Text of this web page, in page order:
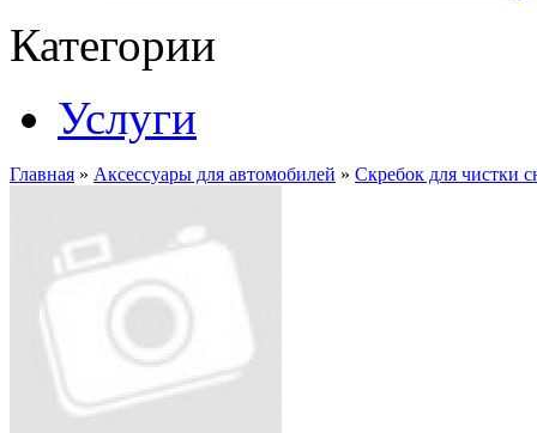
Категории
Услуги
Главная » Аксессуары для автомобилей » Скребок для чистки